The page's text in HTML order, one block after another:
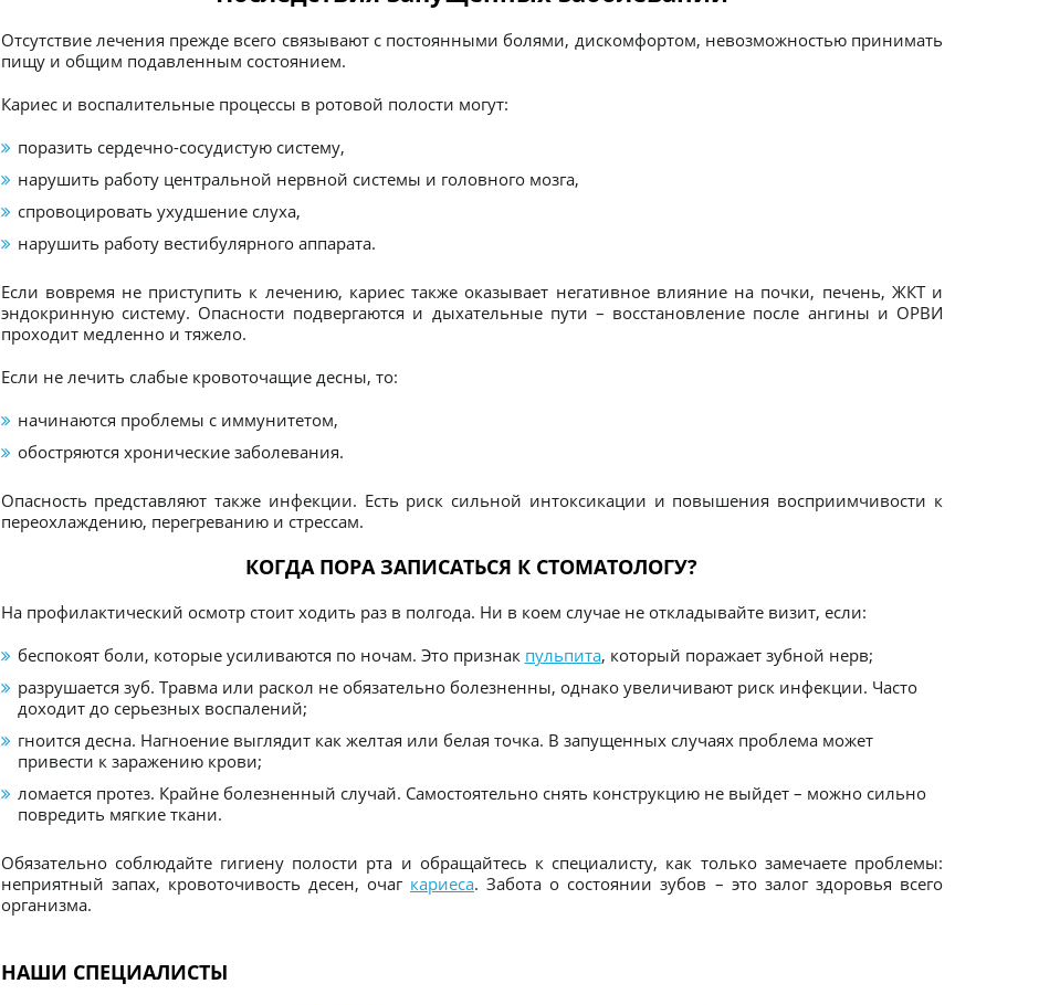
Отсутствие лечения прежде всего связывают с постоянными болями, дискомфортом, невозможностью принимать
пищу и общим подавленным состоянием.
Кариес и воспалительные процессы в ротовой полости могут:
поразить сердечно-сосудистую систему,
нарушить работу центральной нервной системы и головного мозга,
спровоцировать ухудшение слуха,
нарушить работу вестибулярного аппарата.
Если вовремя не приступить к лечению, кариес также оказывает негативное влияние на почки, печень, ЖКТ и
эндокринную систему. Опасности подвергаются и дыхательные пути – восстановление после ангины и ОРВИ
проходит медленно и тяжело.
Если не лечить слабые кровоточащие десны, то:
начинаются проблемы с иммунитетом,
обостряются хронические заболевания.
Опасность представляют также инфекции. Есть риск сильной интоксикации и повышения восприимчивости к
переохлаждению, перегреванию и стрессам.
КОГДА ПОРА ЗАПИСАТЬСЯ К СТОМАТОЛОГУ?
На профилактический осмотр стоит ходить раз в полгода. Ни в коем случае не откладывайте визит, если:
беспокоят боли, которые усиливаются по ночам. Это признак пульпита, который поражает зубной нерв;
разрушается зуб. Травма или раскол не обязательно болезненны, однако увеличивают риск инфекции. Часто
доходит до серьезных воспалений;
гноится десна. Нагноение выглядит как желтая или белая точка. В запущенных случаях проблема может
привести к заражению крови;
ломается протез. Крайне болезненный случай. Самостоятельно снять конструкцию не выйдет – можно сильно
повредить мягкие ткани.
Обязательно соблюдайте гигиену полости рта и обращайтесь к специалисту, как только замечаете проблемы:
неприятный запах, кровоточивость десен, очаг кариеса. Забота о состоянии зубов – это залог здоровья всего
организма.
НАШИ СПЕЦИАЛИСТЫ